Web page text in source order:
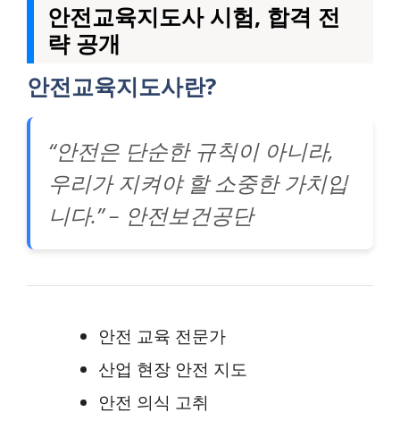
안전교육지도사 시험, 합격 전
략 공개
안전교육지도사란?
“안전은 단순한 규칙이 아니라,
우리가 지켜야 할 소중한 가치입
니다.” – 안전보건공단
안전 교육 전문가
산업 현장 안전 지도
안전 의식 고취